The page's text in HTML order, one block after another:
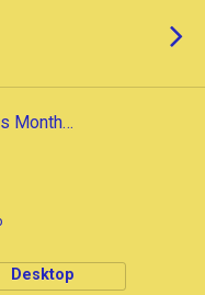
Month…
Desktop